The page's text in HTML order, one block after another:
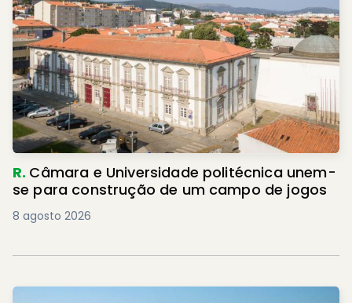
R. Câmara e Universidade politécnica unem-
se para construção de um campo de jogos
8 agosto 2026